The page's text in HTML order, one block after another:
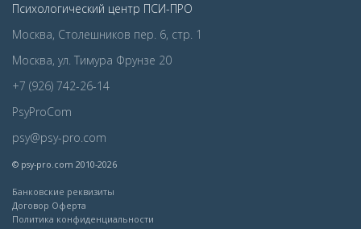
Психологический центр ПСИ-ПРО
Москва, Столешников пер. 6, стр. 1
Москва, ул. Тимура Фрунзе 20
+7 (926) 742-26-14
PsyProCom
psy@psy-pro.com
© psy-pro.com 2010-2026
Банковские реквизиты
Договор Оферта
Политика конфиденциальности